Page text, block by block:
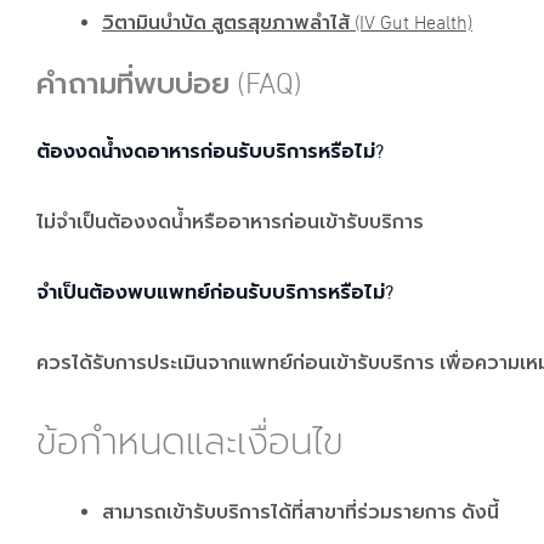
วิตามินบำบัด สูตรสุขภาพลำไส้ (IV Gut Health)
คำถามที่พบบ่อย (FAQ)
ต้องงดน้ำงดอาหารก่อนรับบริการหรือไม่?
ไม่จำเป็นต้องงดน้ำหรืออาหารก่อนเข้ารับบริการ
จำเป็นต้องพบแพทย์ก่อนรับบริการหรือไม่?
ควรได้รับการประเมินจากแพทย์ก่อนเข้ารับบริการ เพื่อความเ
ข้อกำหนดและเงื่อนไข
สามารถเข้ารับบริการได้ที่สาขาที่ร่วมรายการ ดังนี้